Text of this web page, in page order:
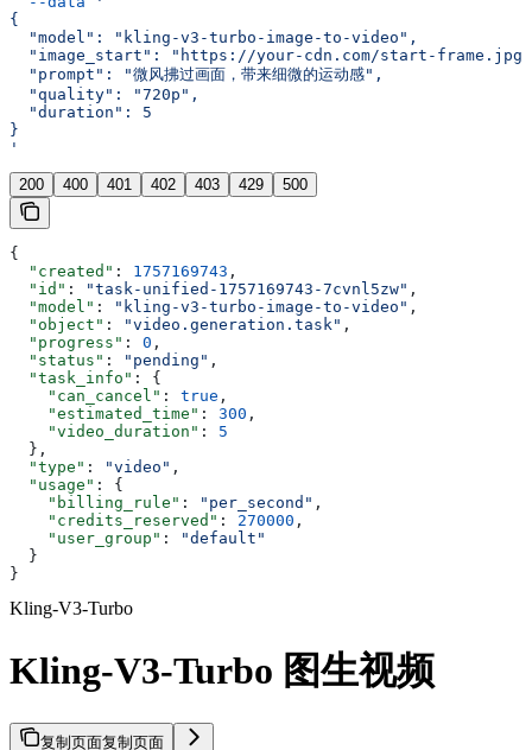
{
  "model": "kling-v3-turbo-image-to-video",
"image_start": "https://your-cdn.com/start-
  "prompt": "微风拂过画面，带来细微的运动感",
  "quality": "720p",
  "duration": 5
}
'
200 400 401 402 403 429 500
{
  "created"
: 1757169743 ,
  "id"
: "task-unified-1757169743-7cvnl5zw" ,
  "model"
: "kling-v3-turbo-image-to-video" ,
  "object"
: "video.generation.task" ,
  "progress"
: 0 ,
  "status"
: "pending" ,
  "task_info"
: {
    "can_cancel"
: true ,
    "estimated_time"
: 300 ,
    "video_duration"
: 5
  },
  "type"
: "video" ,
  "usage"
: {
    "billing_rule"
: "per_second" ,
    "credits_reserved"
: 270000 ,
    "user_group"
:
"default"
  }
}
Kling-V3-Turbo
Kling-V3-Turbo 图生视频
复制页面复制页面